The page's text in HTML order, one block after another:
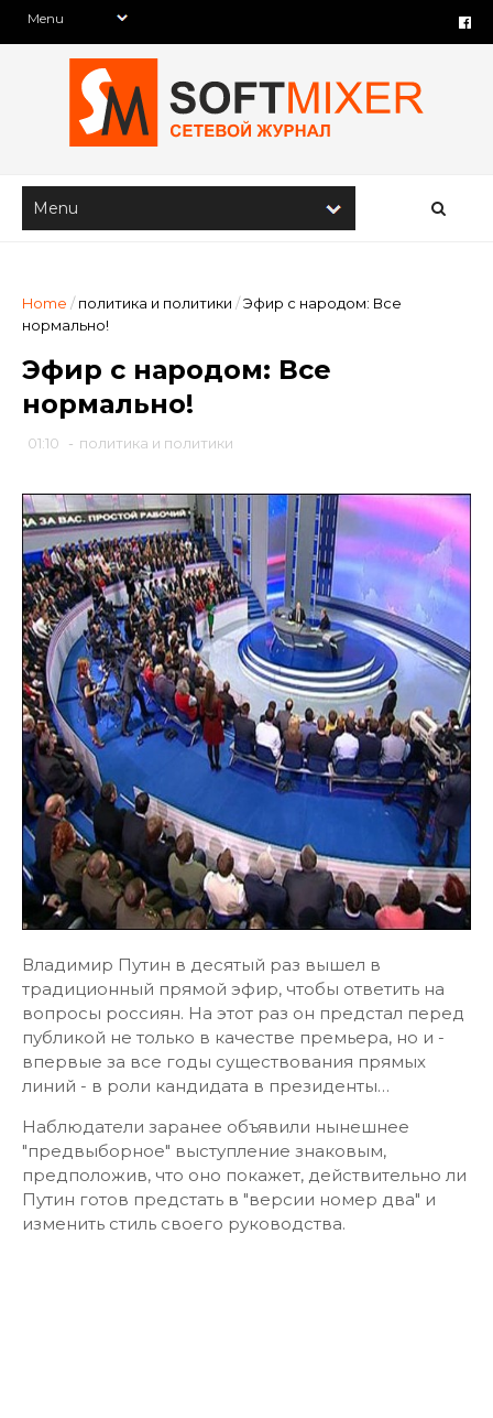
Home / политика и политики /Эфир с народом: Все
нормально!
Эфир с народом: Все
нормально!
01:10 - политика и политики
Владимир Путин в десятый раз вышел в
традиционный прямой эфир, чтобы ответить на
вопросы россиян. На этот раз он предстал перед
публикой не только в качестве премьера, но и -
впервые за все годы существования прямых
линий - в роли кандидата в президенты…
Наблюдатели заранее объявили нынешнее
"предвыборное" выступление знаковым,
предположив, что оно покажет, действительно ли
Путин готов предстать в "версии номер два" и
изменить стиль своего руководства.